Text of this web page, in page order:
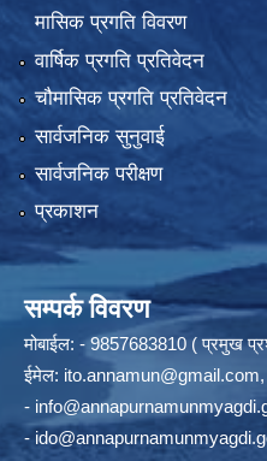
मासिक प्रगति विवरण
वार्षिक प्रगति प्रतिवेदन
चौमासिक प्रगति प्रतिवेदन
सार्वजनिक सुनुवाई
सार्वजनिक परीक्षण
प्रकाशन
सम्पर्क विवरण
मोबाईल: - 9857683810 ( प्रमुख
ईमेल: ito.annamun@gmail.com,
-
-